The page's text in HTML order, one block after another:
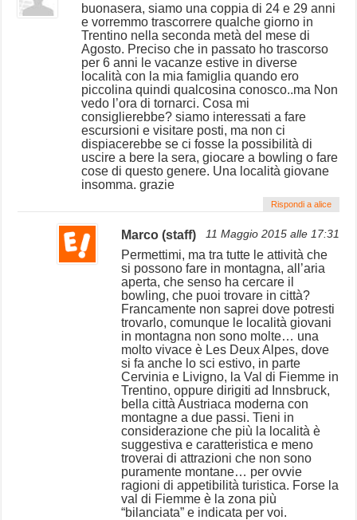
buonasera, siamo una coppia di 24 e 29 anni
e vorremmo trascorrere qualche giorno in
Trentino nella seconda metà del mese di
Agosto. Preciso che in passato ho trascorso
per 6 anni le vacanze estive in diverse
località con la mia famiglia quando ero
piccolina quindi qualcosina conosco..ma Non
vedo l’ora di tornarci. Cosa mi
consiglierebbe? siamo interessati a fare
escursioni e visitare posti, ma non ci
dispiacerebbe se ci fosse la possibilità di
uscire a bere la sera, giocare a bowling o fare
cose di questo genere. Una località giovane
insomma. grazie
Rispondi a alice
Marco (staff) 11 Maggio 2015 alle 17:31
Permettimi, ma tra tutte le attività che
si possono fare in montagna, all’aria
aperta, che senso ha cercare il
bowling, che puoi trovare in città?
Francamente non saprei dove potresti
trovarlo, comunque le località giovani
in montagna non sono molte… una
molto vivace è Les Deux Alpes, dove
si fa anche lo sci estivo, in parte
Cervinia e Livigno, la Val di Fiemme in
Trentino, oppure dirigiti ad Innsbruck,
bella città Austriaca moderna con
montagne a due passi. Tieni in
considerazione che più la località è
suggestiva e caratteristica e meno
troverai di attrazioni che non sono
puramente montane… per ovvie
ragioni di appetibilità turistica. Forse la
val di Fiemme è la zona più
“bilanciata” e indicata per voi.